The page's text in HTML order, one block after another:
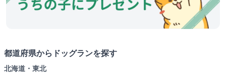
都道府県からドッグランを探す
北海道・東北